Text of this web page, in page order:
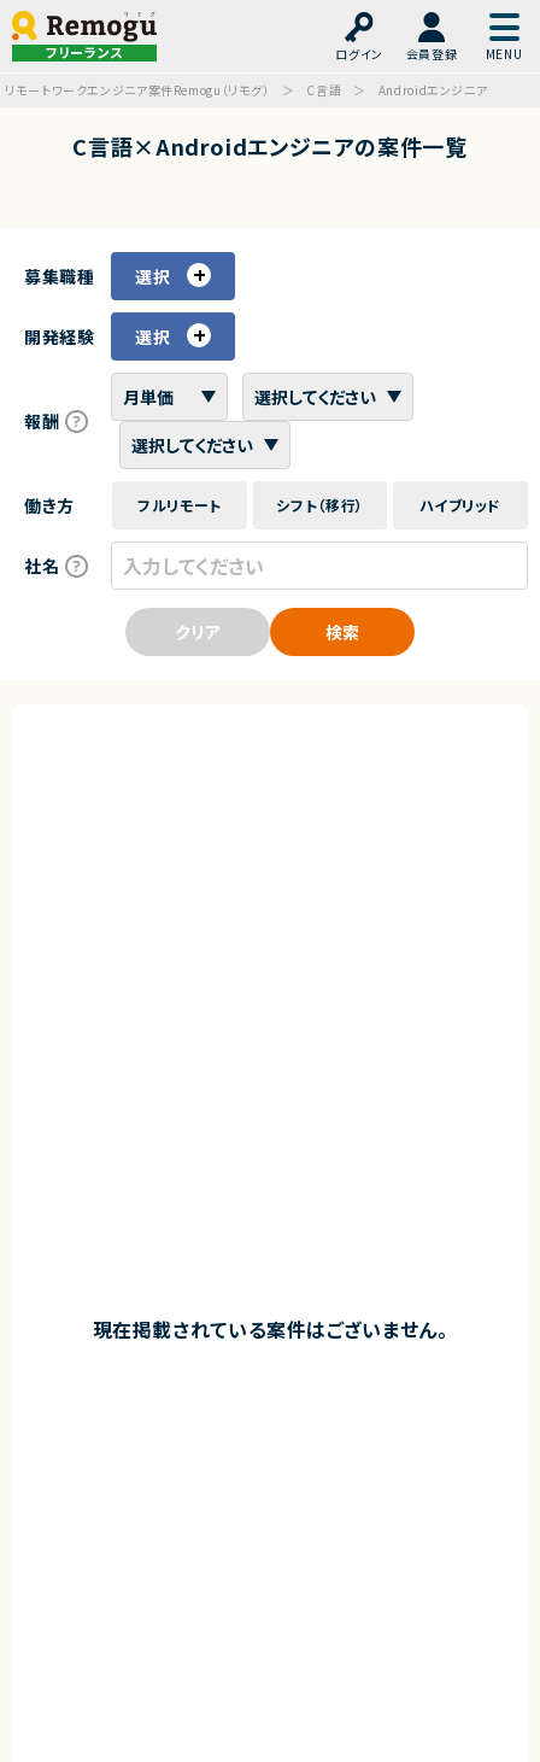
フリーランス ログイン
会員登録
リモートワークエンジニア案件Remogu（リモグ）
C言語 Androidエンジニア
C言語×Androidエンジニアの案件一覧
募集職種 選択
開発経験 選択
報酬
働き方 フルリモート シフト（移行） ハイブリッド
社名
クリア 検索
現在掲載されている案件はございません。